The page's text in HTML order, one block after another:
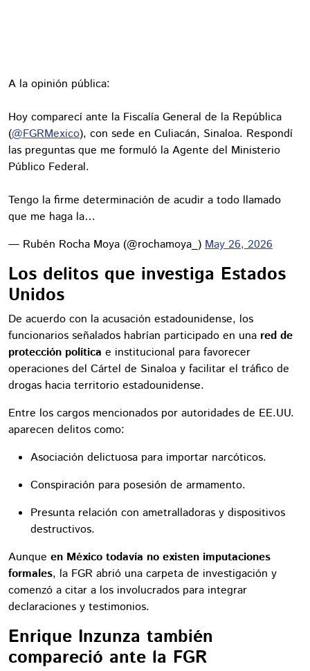
A la opinión pública:
Hoy comparecí ante la Fiscalía General de la República
(@FGRMexico), con sede en Culiacán, Sinaloa. Respondí
las preguntas que me formuló la Agente del Ministerio
Público Federal.
Tengo la firme determinación de acudir a todo llamado
que me haga la…
— Rubén Rocha Moya (@rochamoya_) May 26, 2026
Los delitos que investiga Estados
Unidos
De acuerdo con la acusación estadounidense, los
funcionarios señalados habrían participado en una red de
protección política e institucional para favorecer
operaciones del Cártel de Sinaloa y facilitar el tráfico de
drogas hacia territorio estadounidense.
Entre los cargos mencionados por autoridades de EE.UU.
aparecen delitos como:
Asociación delictuosa para importar narcóticos.
Conspiración para posesión de armamento.
Presunta relación con ametralladoras y dispositivos
destructivos.
Aunque en México todavía no existen imputaciones
formales, la FGR abrió una carpeta de investigación y
comenzó a citar a los involucrados para integrar
declaraciones y testimonios.
Enrique Inzunza también
compareció ante la FGR